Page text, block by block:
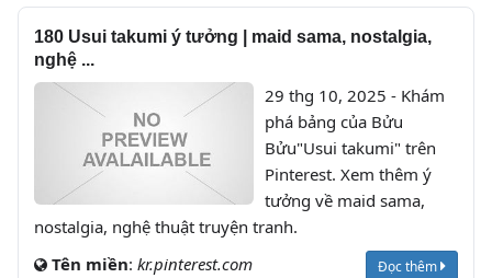
180 Usui takumi ý tưởng | maid sama, nostalgia,
nghệ ...
29 thg 10, 2025 - Khám
phá bảng của Bửu
Bửu"Usui takumi" trên
Pinterest. Xem thêm ý
tưởng về maid sama,
nostalgia, nghệ thuật truyện tranh.
Tên miền: kr.pinterest.com Đọc thêm